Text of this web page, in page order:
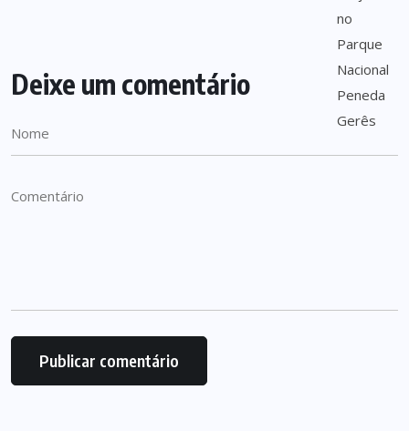
Deixe um comentário